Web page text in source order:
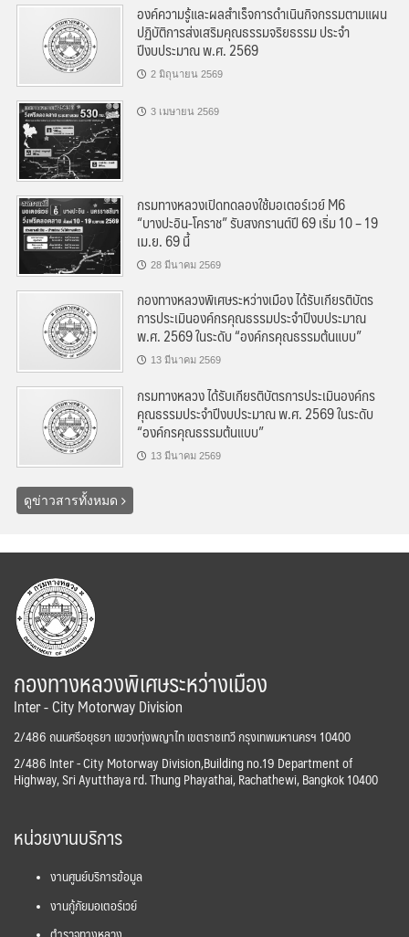
องค์ความรู้และผลสำเร็จการดำเนินกิจกรรมตามแผน
ปฏิบัติการส่งเสริมคุณธรรมจริยธรรม ประจำ
ปีงบประมาณ พ.ศ. 2569
2 มิถุนายน 2569
3 เมษายน 2569
กรมทางหลวงเปิดทดลองใช้มอเตอร์เวย์ M6
“บางปะอิน-โคราช” รับสงกรานต์ปี 69 เริ่ม 10 – 19
เม.ย. 69 นี้
28 มีนาคม 2569
กองทางหลวงพิเศษระหว่างเมือง ได้รับเกียรติบัตร
การประเมินองค์กรคุณธรรมประจำปีงบประมาณ
พ.ศ. 2569 ในระดับ “องค์กรคุณธรรมต้นแบบ”
13 มีนาคม 2569
กรมทางหลวง ได้รับเกียรติบัตรการประเมินองค์กร
คุณธรรมประจำปีงบประมาณ พ.ศ. 2569 ในระดับ
“องค์กรคุณธรรมต้นแบบ”
13 มีนาคม 2569
ดูข่าวสารทั้งหมด
กองทางหลวงพิเศษระหว่างเมือง
Inter - City Motorway Division
2/486 ถนนศรีอยุธยา แขวงทุ่งพญาไท เขตราชเทวี กรุงเทพมหานครฯ 10400
2/486 Inter - City Motorway Division,Building no.19 Department of
Highway, Sri Ayutthaya rd. Thung Phayathai, Rachathewi, Bangkok 10400
หน่วยงานบริการ
งานศูนย์บริการข้อมูล
งานกู้ภัยมอเตอร์เวย์